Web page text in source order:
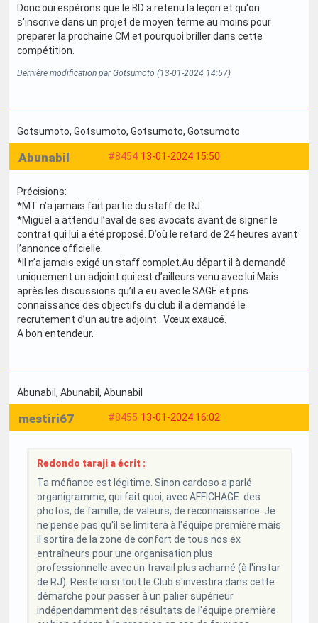
Donc oui espérons que le BD a retenu la leçon et qu'on
s'inscrive dans un projet de moyen terme au moins pour
preparer la prochaine CM et pourquoi briller dans cette
compétition.
Dernière modification par Gotsumoto (13-01-2024 14:57)
Gotsumoto, Gotsumoto, Gotsumoto, Gotsumoto
#8454 13-01-2024 15:50
Abunabil
Précisions:
*MT n’a jamais fait partie du staff de RJ.
*Miguel a attendu l’aval de ses avocats avant de signer le
contrat qui lui a été proposé. D’où le retard de 24 heures avant
l’annonce officielle.
*Il n’a jamais exigé un staff complet.Au départ il à demandé
uniquement un adjoint qui est d’ailleurs venu avec lui.Mais
après les discussions qu’il a eu avec le SAGE et pris
connaissance des objectifs du club il a demandé le
recrutement d’un autre adjoint . Vœux exaucé.
A bon entendeur.
Abunabil , Abunabil , Abunabil
#8455 13-01-2024 16:02
mestiri67
Redondo taraji a écrit :
Ta méfiance est légitime. Sinon cardoso a parlé
organigramme, qui fait quoi, avec AFFICHAGE des
photos, de famille, de valeurs, de reconnaissance. Je
ne pense pas qu'il se limitera à l'équipe première mais
il sortira de la zone de confort de tous nos ex
entraîneurs pour une organisation plus
professionnelle avec un travail plus acharné (à l'instar
de RJ). Reste ici si tout le Club s'investira dans cette
démarche pour passer à un palier supérieur
indépendamment des résultats de l'équipe première